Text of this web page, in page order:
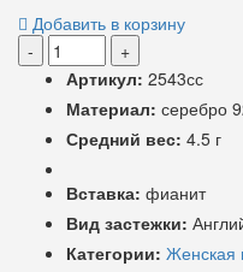
Добавить в корзину
-
+
Артикул: 2543сс
Материал: серебро
Средний вес: 4.5 г
Вставка: фианит
Вид застежки:
Категории: Женская